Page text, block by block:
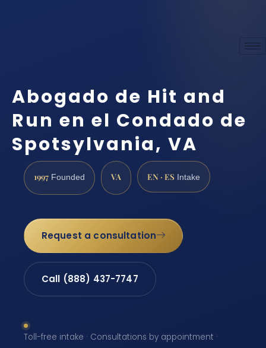
Abogado de Hit and
Run en el Condado de
Spotsylvania, VA
1997 Founded VA EN · ES Intake
Request a consultation
Call (888) 437-7747
Toll-free intake · Consultations by appointment ·